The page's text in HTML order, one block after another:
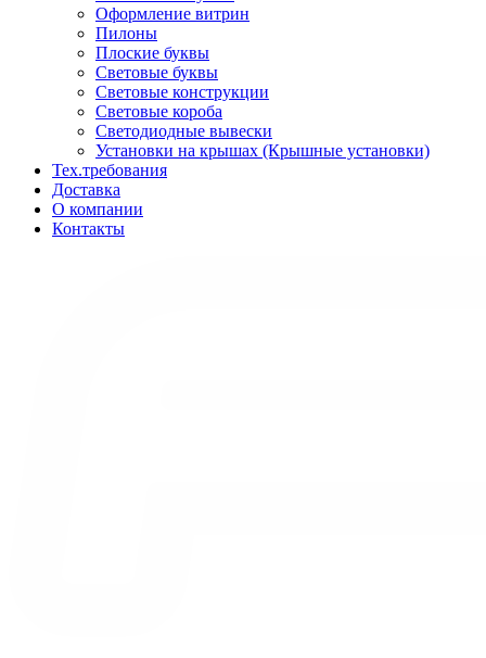
Оформление витрин
Пилоны
Плоские буквы
Световые буквы
Световые конструкции
Световые короба
Светодиодные вывески
Установки на крышах (Крышные установки)
Тех.требования
Доставка
О компании
Контакты